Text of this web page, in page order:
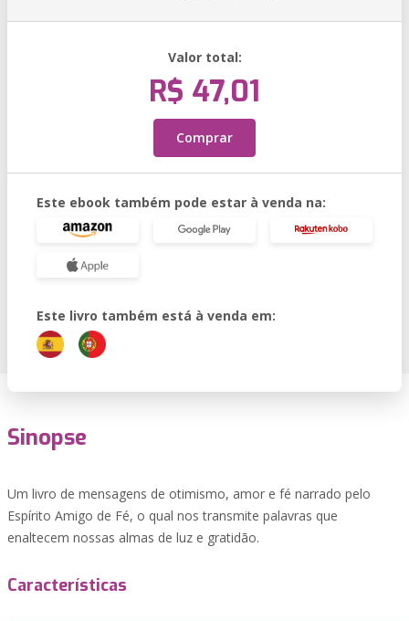
Valor total:
R$ 47,01
Comprar
Este ebook também pode estar à venda na:
Este livro também está à venda em:
Sinopse
Um livro de mensagens de otimismo, amor e fé narrado pelo
Espírito Amigo de Fé, o qual nos transmite palavras que
enaltecem nossas almas de luz e gratidão.
Características